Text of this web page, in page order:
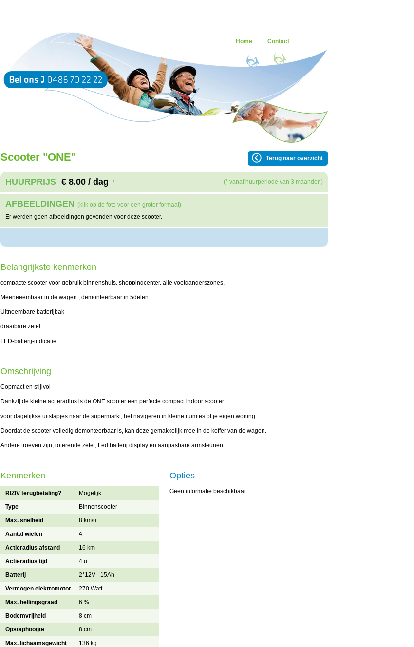
Home Contact
Scooter "ONE" Terug naar overzicht
HUURPRIJS € 8,00 / dag * (* vanaf huurperiode van 3 maanden)
AFBEELDINGEN (klik op de foto voor een groter formaat)
Er werden geen afbeeldingen gevonden voor deze scooter.
Belangrijkste kenmerken
compacte scooter voor gebruik binnenshuis, shoppingcenter, alle voetgangerszones.
Meeneeembaar in de wagen , demonteerbaar in 5delen.
Uitneembare batterijbak
draaibare zetel
LED-batterij-indicatie
Omschrijving
Copmact en stijlvol
Dankzij de kleine actieradius is de ONE scooter een perfecte compact indoor scooter.
voor dagelijkse uitstapjes naar de supermarkt, het navigeren in kleine ruimtes of je eigen woning.
Doordat de scooter volledig demonteerbaar is, kan deze gemakkelijk mee in de koffer van de wagen.
Andere troeven zijn, roterende zetel, Led batterij display en aanpasbare armsteunen.
Kenmerken
RIZIV terugbetaling?
Mogelijk
Type
Binnenscooter
Max. snelheid
8 km/u
Aantal wielen
4
Actieradius afstand
16 km
Actieradius tijd
4 u
Batterij
2*12V - 15Ah
Vermogen elektromotor
270 Watt
Max. hellingsgraad
6 %
Bodemvrijheid
8 cm
Opstaphoogte
8 cm
Max. lichaamsgewicht
136 kg
Opties
Geen informatie beschikbaar